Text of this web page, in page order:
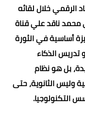
الرقمي خلال لقائه
محمد ناقد علي قناة
أساسية في الثورة
تدريس الذكاء
بل هو نظام
وليس الثانوية، حتى
التكنولوجيا.